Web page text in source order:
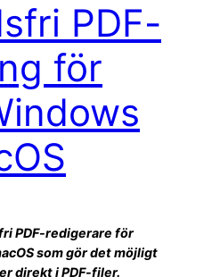
PDF-
för
PDF-redigerare för
som gör det möjligt
direkt i PDF-filer.